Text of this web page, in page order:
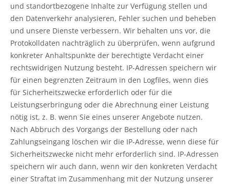
und standortbezogene Inhalte zur Verfügung stellen und
den Datenverkehr analysieren, Fehler suchen und beheben
und unsere Dienste verbessern. Wir behalten uns vor, die
Protokolldaten nachträglich zu überprüfen, wenn aufgrund
konkreter Anhaltspunkte der berechtigte Verdacht einer
rechtswidrigen Nutzung besteht. IP-Adressen speichern wir
für einen begrenzten Zeitraum in den Logfiles, wenn dies
für Sicherheitszwecke erforderlich oder für die
Leistungserbringung oder die Abrechnung einer Leistung
nötig ist, z. B. wenn Sie eines unserer Angebote nutzen.
Nach Abbruch des Vorgangs der Bestellung oder nach
Zahlungseingang löschen wir die IP-Adresse, wenn diese für
Sicherheitszwecke nicht mehr erforderlich sind. IP-Adressen
speichern wir auch dann, wenn wir den konkreten Verdacht
einer Straftat im Zusammenhang mit der Nutzung unserer